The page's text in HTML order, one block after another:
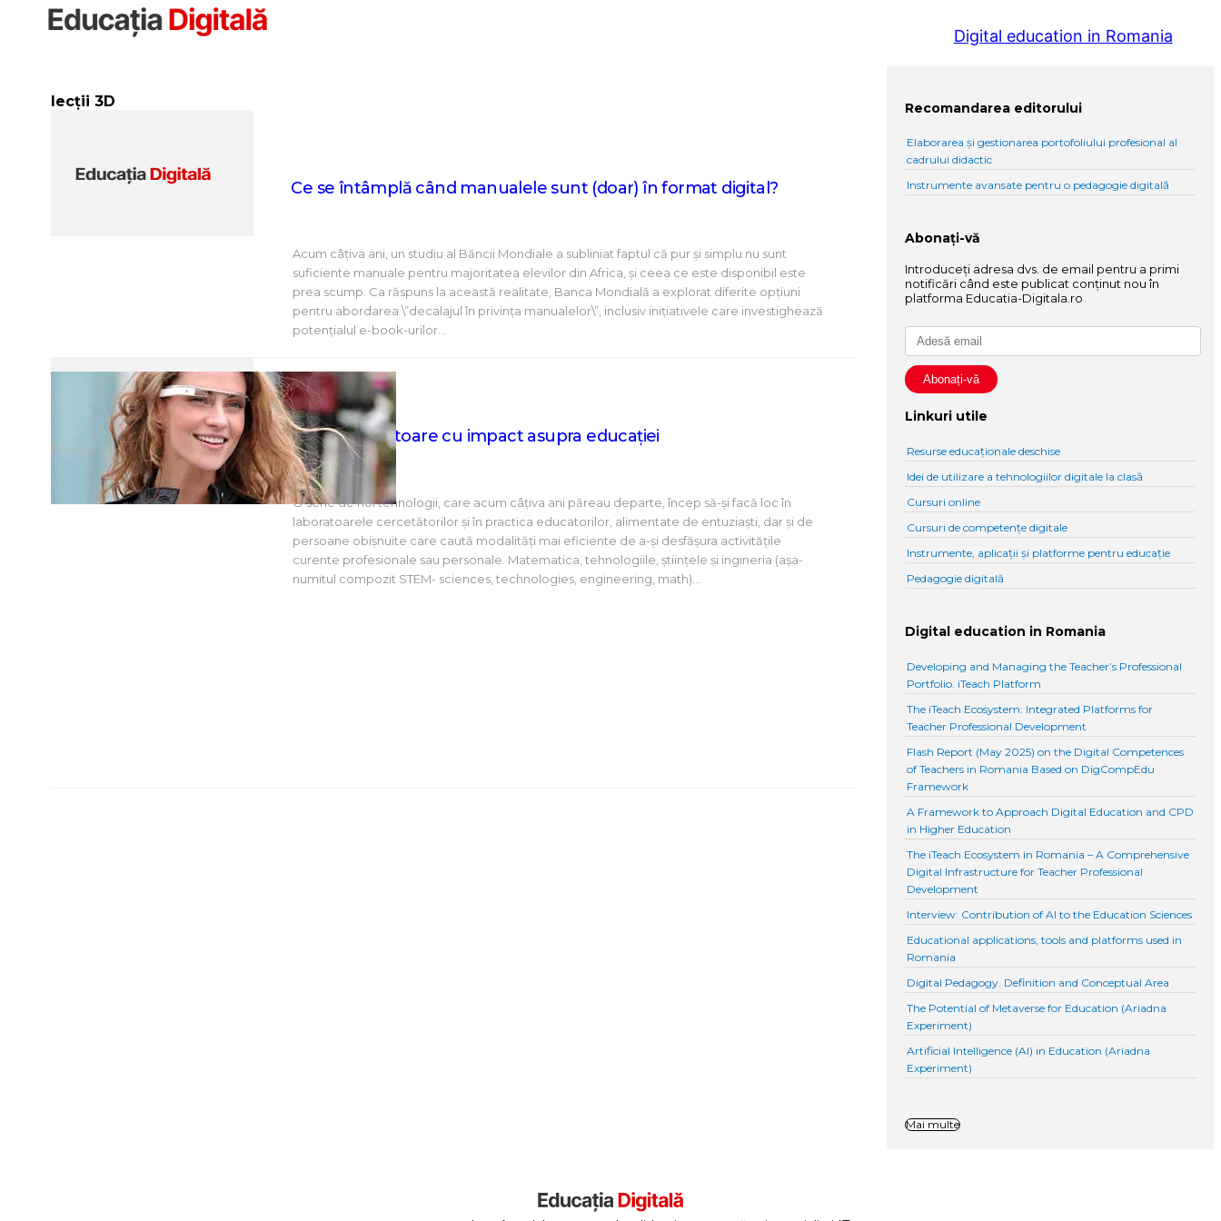
Digital education in Romania
lecții 3D
Ce se întâmplă când manualele sunt (doar) în format digital?
Acum câțiva ani, un studiu al Băncii Mondiale a subliniat faptul că pur și simplu nu sunt
suficiente manuale pentru majoritatea elevilor din Africa, și ceea ce este disponibil este
prea scump. Ca răspuns la această realitate, Banca Mondială a explorat diferite opțiuni
pentru abordarea \”decalajul în privința manualelor\”, inclusiv inițiativele care investighează
potențialul e-book-urilor…
Tehnologii viitoare cu impact asupra educației
O serie de noi tehnologii, care acum câțiva ani păreau departe, încep să-și facă loc în
laboratoarele cercetătorilor și în practica educatorilor, alimentate de entuziaști, dar și de
persoane obișnuite care caută modalități mai eficiente de a-și desfășura activitățile
curente profesionale sau personale. Matematica, tehnologiile, ştiinţele şi ingineria (așa-
numitul compozit STEM- sciences, technologies, engineering, math)…
Recomandarea editorului
Elaborarea și gestionarea portofoliului profesional al
cadrului didactic
Instrumente avansate pentru o pedagogie digitală
Abonați-vă
Introduceți adresa dvs. de email pentru a primi
notificări când este publicat conținut nou în
platforma Educatia-Digitala.ro
Linkuri utile
Resurse educaționale deschise
Idei de utilizare a tehnologiilor digitale la clasă
Cursuri online
Cursuri de competențe digitale
Instrumente, aplicații și platforme pentru educație
Pedagogie digitală
Digital education in Romania
Developing and Managing the Teacher’s Professional
Portfolio. iTeach Platform
The iTeach Ecosystem: Integrated Platforms for
Teacher Professional Development
Flash Report (May 2025) on the Digital Competences
of Teachers in Romania Based on DigCompEdu
Framework
A Framework to Approach Digital Education and CPD
in Higher Education
The iTeach Ecosystem in Romania – A Comprehensive
Digital Infrastructure for Teacher Professional
Development
Interview: Contribution of AI to the Education Sciences
Educational applications, tools and platforms used in
Romania
Digital Pedagogy. Definition and Conceptual Area
The Potential of Metaverse for Education (Ariadna
Experiment)
Artificial Intelligence (AI) in Education (Ariadna
Experiment)
Mai multe